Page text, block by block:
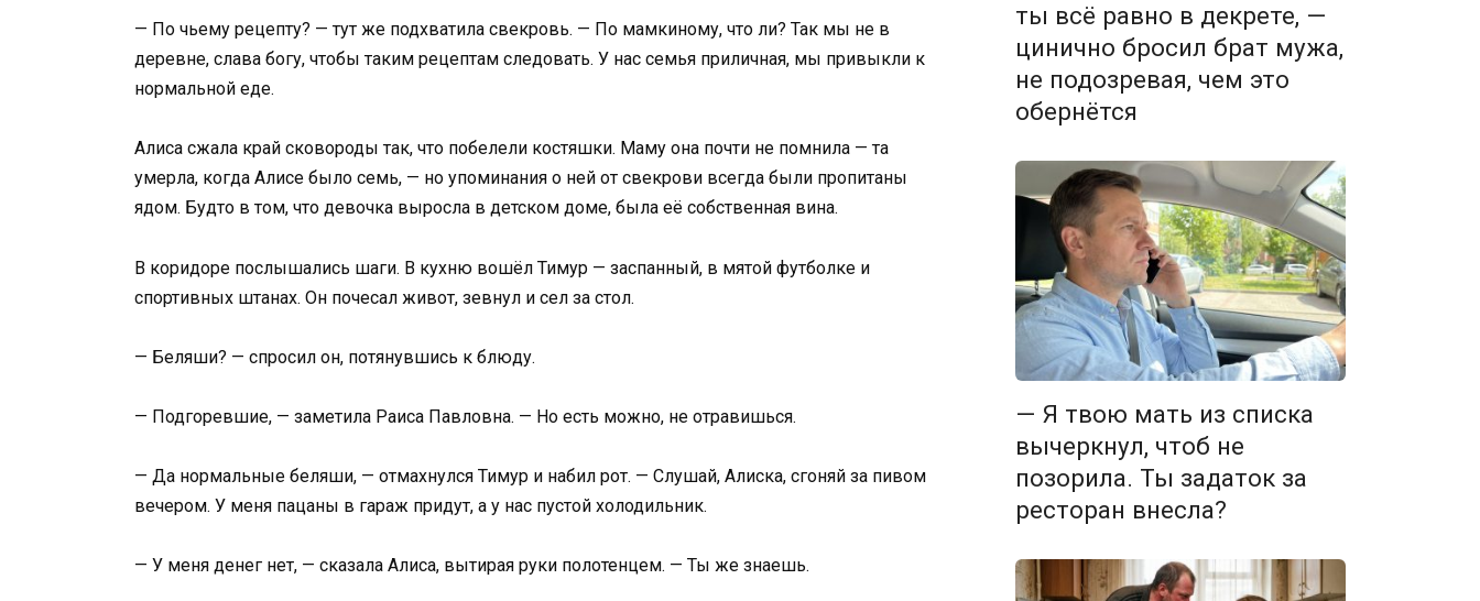
— По чьему рецепту? — тут же подхватила свекровь. — По мамкиному, что ли? Так мы не в
деревне, слава богу, чтобы таким рецептам следовать. У нас семья приличная, мы привыкли к
нормальной еде.
Алиса сжала край сковороды так, что побелели костяшки. Маму она почти не помнила — та
умерла, когда Алисе было семь, — но упоминания о ней от свекрови всегда были пропитаны
ядом. Будто в том, что девочка выросла в детском доме, была её собственная вина.
В коридоре послышались шаги. В кухню вошёл Тимур — заспанный, в мятой футболке и
спортивных штанах. Он почесал живот, зевнул и сел за стол.
— Беляши? — спросил он, потянувшись к блюду.
— Подгоревшие, — заметила Раиса Павловна. — Но есть можно, не отравишься.
— Да нормальные беляши, — отмахнулся Тимур и набил рот. — Слушай, Алиска, сгоняй за пивом
вечером. У меня пацаны в гараж придут, а у нас пустой холодильник.
— У меня денег нет, — сказала Алиса, вытирая руки полотенцем. — Ты же знаешь.
ты всё равно в декрете, —
цинично бросил брат мужа,
не подозревая, чем это
обернётся
— Я твою мать из списка
вычеркнул, чтоб не
позорила. Ты задаток за
ресторан внесла?